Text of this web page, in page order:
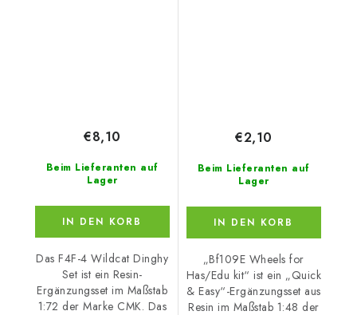
Beim Lieferanten auf
Lager
€8,10
IN DEN KORB
Das F4F-4 Wildcat Dinghy
Set ist ein Resin-
Ergänzungsset im Maßstab
1:72 der Marke CMK. Das
Beim Lieferanten auf
Lager
€2,10
IN DEN KORB
„Bf109E Wheels for
Has/Edu kit“ ist ein „Quick
& Easy“-Ergänzungsset aus
Resin im Maßstab 1:48 der